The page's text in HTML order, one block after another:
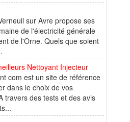
sur Avre propose ses
de l'électricité générale
de l'Orne. Quels que soient
Nettoyant Injecteur
com est un site de référence
dans le choix de vos
travers des tests et des avis